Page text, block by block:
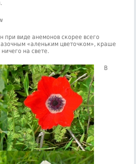
при виде анемонов скорее всего
«аленьким цветочком», краше
на свете.
В